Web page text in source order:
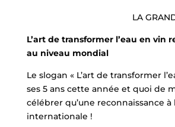
LA
L’art de transformer l’eau en vin
au niveau mondial
Le slogan « L’art de transformer
ses 5 ans cette année et quoi de
célébrer qu’une reconnaissance à
internationale !